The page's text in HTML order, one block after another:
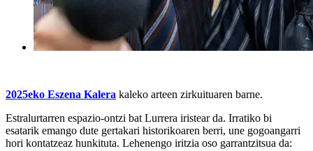
2025eko Eszena Kalera kaleko arteen zirkuituaren barne.
Estralurtarren espazio-ontzi bat Lurrera iristear da. Irratiko bi
esatarik emango dute gertakari historikoaren berri, une gogoangarri
hori kontatzeaz hunkituta. Lehenengo iritzia oso garrantzitsua da: